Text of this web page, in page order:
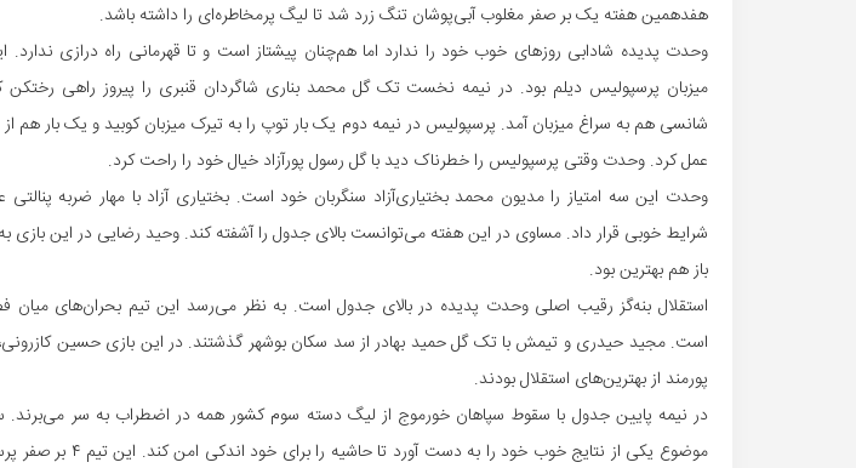
هفدهمین هفته یک بر صفر مغلوب آبی‌پوشان تنگ زرد شد تا لیگ پرمخاطره‌ای را داشته باشد.
وحدت پدیده شادابی روزهای خوب خود را ندارد اما هم‌چنان پیشتاز است و تا قهرمانی راه درازی
میزبان پرسپولیس دیلم بود. در نیمه نخست تک گل محمد بناری شاگردان قنبری را پیروز راهی
شانسی هم به سراغ میزبان آمد. پرسپولیس در نیمه دوم یک بار توپ را به تیرک میزبان کوبید و یک بار هم از
عمل کرد. وحدت وقتی پرسپولیس را خطرناک دید با گل رسول پورآزاد خیال خود را راحت کرد.
وحدت این سه امتیاز را مدیون محمد بختیاری‌آزاد سنگربان خود است. بختیاری آزاد با مهار ضربه پنالتی
شرایط خوبی قرار داد. مساوی در این هفته می‌توانست بالای جدول را آشفته کند. وحید رضایی در این بازی
باز هم بهترین بود.
استقلال بنه‌گز رقیب اصلی وحدت پدیده در بالای جدول است. به نظر می‌رسد این تیم بحران‌های
است. مجید حیدری و تیمش با تک گل حمید بهادر از سد سکان بوشهر گذشتند. در این بازی حسین
پورمند از بهترین‌های استقلال بودند.
در نیمه پایین جدول با سقوط سپاهان خورموج از لیگ دسته سوم کشور همه در اضطراب به سر می‌برند.
موضوع یکی از نتایج خوب خود را